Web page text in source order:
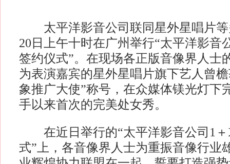
太平洋影音公司联同星外星唱片等
20日上午十时在广州举行“太平洋影音
签约仪式”。在现场各正版音像界人士
为表演嘉宾的星外星唱片旗下艺人曾
象推广大使”称号，在众媒体镁光灯下
手以来首次的完美处女秀。
在近日举行的“太平洋影音公司1＋
式”上，各音像界人士为重振音像行业